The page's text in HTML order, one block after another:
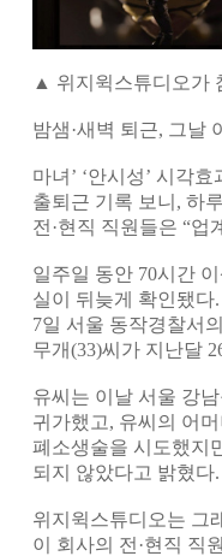
▲ 위지윅스튜디오가
밤샘·새벽 퇴근, 그날
마녀’ ‘안시성’ 시각
출퇴근 기록 보니, 하
전·현직 직원들은 “업
일주일 동안 70시간
실이 뒤늦게 확인됐다.
7일 서울 동작경찰서
무개(33)씨가 지난달
유씨는 이날 서울 강
귀가했고, 유씨의 어
폐소생술을 시도했지
되지 않았다고 밝혔다.
위지윅스튜디오는 그
이 회사의 전·현직 직